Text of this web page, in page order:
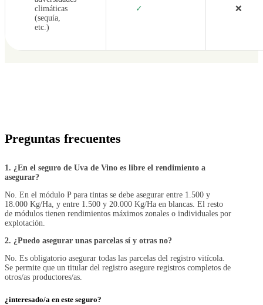
climáticas
(sequía,
etc.)
✓ ❌
Preguntas frecuentes
1. ¿En el seguro de Uva de Vino es libre el rendimiento a
asegurar?
No. En el módulo P para tintas se debe asegurar entre 1.500 y
18.000 Kg/Ha, y entre 1.500 y 20.000 Kg/Ha en blancas. El resto
de módulos tienen rendimientos máximos zonales o individuales por
explotación.
2. ¿Puedo asegurar unas parcelas sí y otras no?
No. Es obligatorio asegurar todas las parcelas del registro vitícola.
Se permite que un titular del registro asegure registros completos de
otros/as productores/as.
¿interesado/a en este seguro?